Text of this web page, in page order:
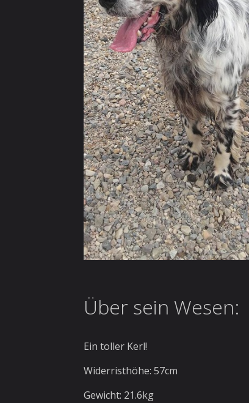
Über sein Wesen:
Ein toller Kerl!
Widerristhöhe: 57cm
Gewicht: 21.6kg